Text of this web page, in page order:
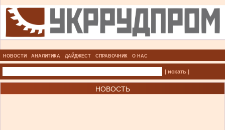
НОВОСТИ АНАЛИТИКА ДАЙДЖЕСТ СПРАВОЧНИК О НАС
| искать |
НОВОСТЬ